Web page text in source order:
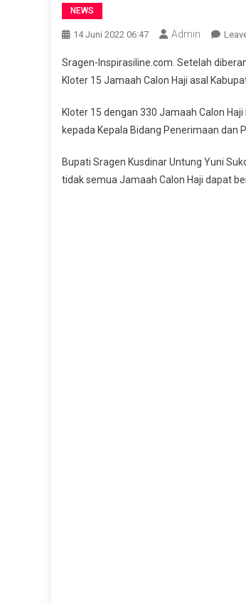
NEWS
14 Juni 2022 06:47 Admin
Sragen-Inspirasiline.com. Setelah
Kloter 15 Jamaah Calon Haji asal
Kloter 15 dengan 330 Jamaah Calon
kepada Kepala Bidang Penerimaan dan
Bupati Sragen Kusdinar Untung Yuni
tidak semua Jamaah Calon Haji dapat